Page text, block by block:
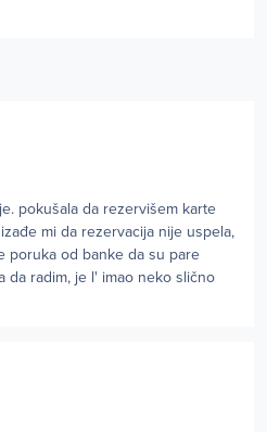
pokušala da rezervišem karte
mi da rezervacija nije uspela,
poruka od banke da su pare
da radim, je l' imao neko slično